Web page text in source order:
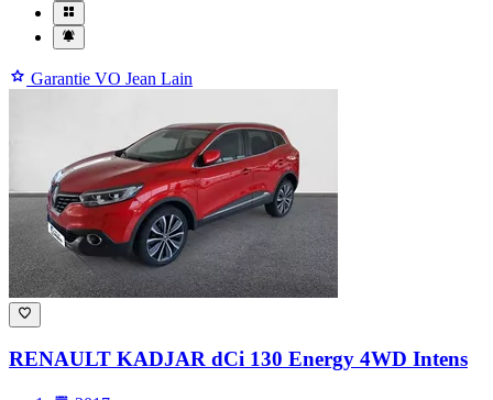
Garantie VO Jean Lain
RENAULT KADJAR dCi 130 Energy 4WD Intens